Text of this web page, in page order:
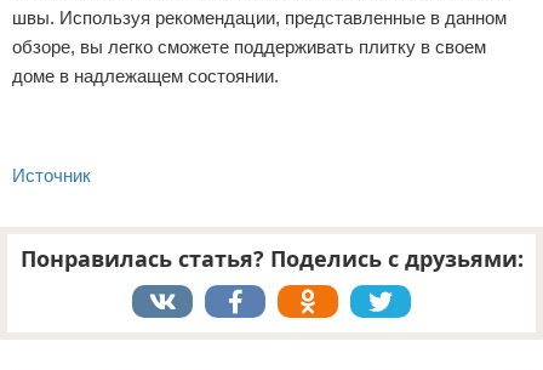
швы. Используя рекомендации, представленные в данном
обзоре, вы легко сможете поддерживать плитку в своем
доме в надлежащем состоянии.
Источник
Понравилась статья? Поделись с друзьями: